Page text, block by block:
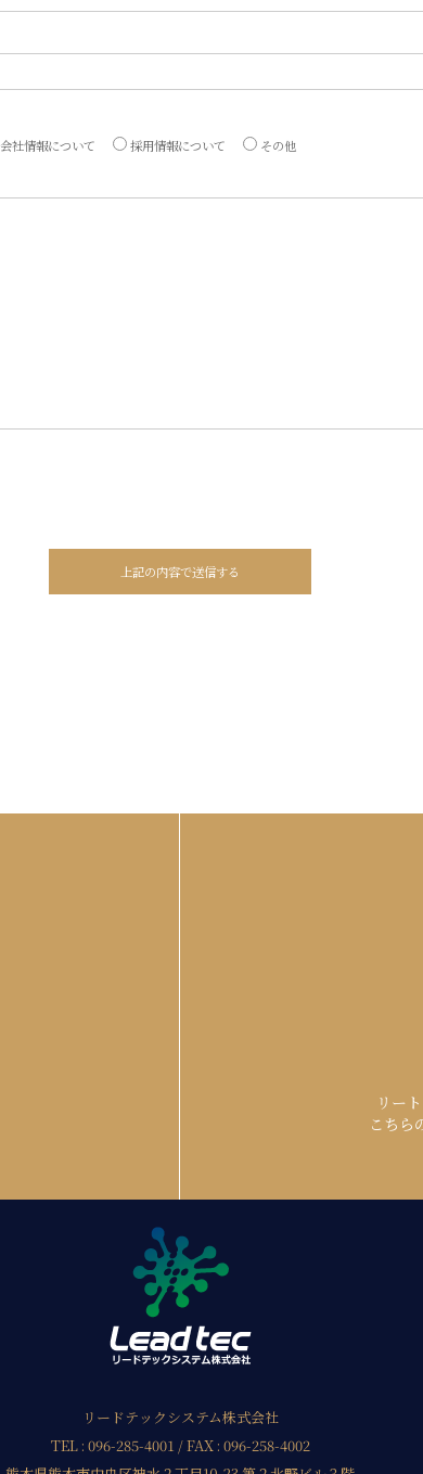
会社情報について 採用情報について その他
リー
こちら
リードテックシステム株式会社
TEL : 096-285-4001 / FAX : 096-258-4002